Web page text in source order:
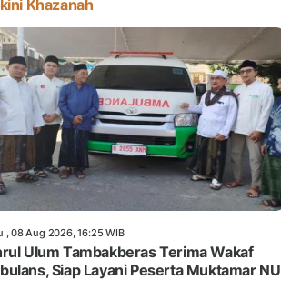
Khazanah
, 08 Aug 2026, 16:25 WIB
Ulum Tambakberas Terima Wakaf
Siap Layani Peserta Muktamar NU